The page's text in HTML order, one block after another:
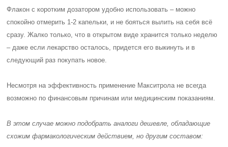
Флакон с коротким дозатором удобно использовать – можно
спокойно отмерить 1-2 капельки, и не бояться вылить на себя всё
сразу. Жалко только, что в открытом виде хранится только неделю
– даже если лекарство осталось, придется его выкинуть и в
следующий раз покупать новое.
Несмотря на эффективность применение Макситрола не всегда
возможно по финансовым причинам или медицинским показаниям.
В этом случае можно подобрать аналоги дешевле, обладающие
схожим фармакологическим действием, но другим составом: